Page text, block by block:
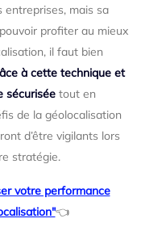
entreprises, mais sa
profiter au mieux
il faut bien
à cette technique et
sécurisée tout en
de la géolocalisation
d’être vigilants lors
stratégie.
votre performance
👈